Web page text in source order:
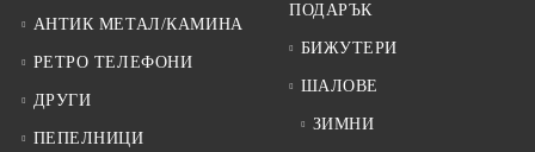
АНТИК МЕТАЛ/КАМИНА
РЕТРО ТЕЛЕФОНИ
ДРУГИ
ПЕПЕЛНИЦИ
ПОДАРЪК
БИЖУТЕРИ
ШАЛОВЕ
ЗИМНИ